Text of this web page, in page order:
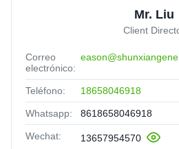
Mr. Liu
Client
Correo
electrónico:
Teléfono: 18658046918
Whatsapp: 8618658046918
Wechat: 13657954570